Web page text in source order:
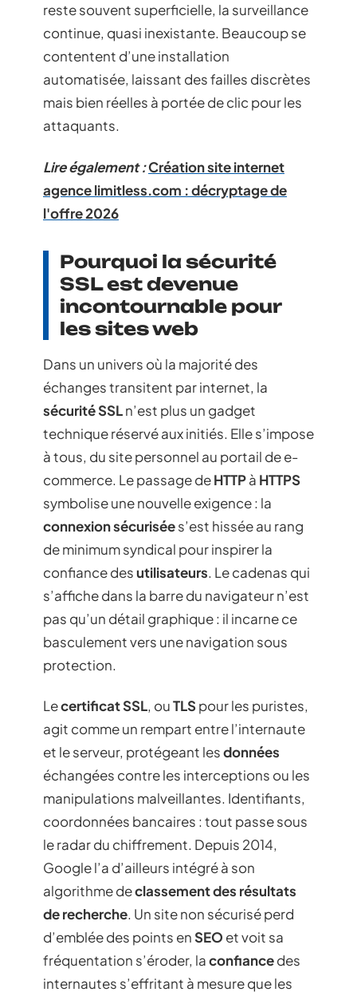
reste souvent superficielle, la surveillance
continue, quasi inexistante. Beaucoup se
contentent d’une installation
automatisée, laissant des failles discrètes
mais bien réelles à portée de clic pour les
attaquants.
Lire également :Création site internet
agence limitless.com : décryptage de
l'offre 2026
Pourquoi la sécurité
SSL est devenue
incontournable pour
les sites web
Dans un univers où la majorité des
échanges transitent par internet, la
sécurité SSLn’est plus un gadget
technique réservé aux initiés. Elle s’impose
à tous, du site personnel au portail de e-
commerce. Le passage deHTTPà HTTPS
symbolise une nouvelle exigence : la
connexion sécurisées’est hissée au rang
de minimum syndical pour inspirer la
confiance desutilisateurs. Le cadenas qui
s’affiche dans la barre du navigateur n’est
pas qu’un détail graphique : il incarne ce
basculement vers une navigation sous
protection.
Lecertificat SSL, ouTLSpour les puristes,
agit comme un rempart entre l’internaute
et le serveur, protégeant lesdonnées
échangées contre les interceptions ou les
manipulations malveillantes. Identifiants,
coordonnées bancaires : tout passe sous
le radar du chiffrement. Depuis 2014,
Google l’a d’ailleurs intégré à son
algorithme declassement des résultats
de recherche. Un site non sécurisé perd
d’emblée des points en SEO et voit sa
fréquentation s’éroder, laconfiancedes
internautes s’effritant à mesure que les